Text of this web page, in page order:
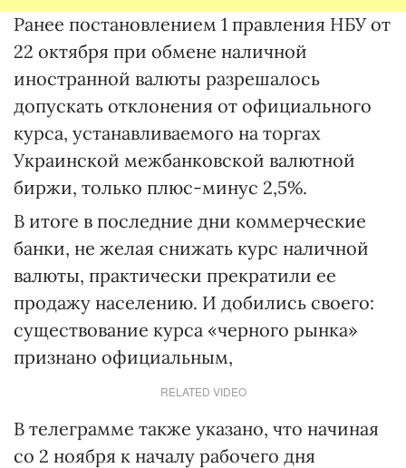
Ранее постановлением 1 правления НБУ от
22 октября при обмене наличной
иностранной валюты разрешалось
допускать отклонения от официального
курса, устанавливаемого на торгах
Украинской межбанковской валютной
биржи, только плюс-минус 2,5%.
В итоге в последние дни коммерческие
банки, не желая снижать курс наличной
валюты, практически прекратили ее
продажу населению. И добились своего:
существование курса «черного рынка»
признано официальным,
RELATED VIDEO
В телеграмме также указано, что начиная
со 2 ноября к началу рабочего дня